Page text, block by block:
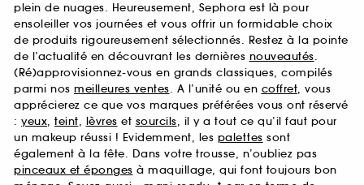
plein de nuages. Heureusement, Sephora est là pour
ensoleiller vos journées et vous offrir un formidable choix
de produits rigoureusement sélectionnés. Restez à la pointe
de l’actualité en découvrant les dernières nouveautés.
(Ré)approvisionnez-vous en grands classiques, compilés
parmi nos meilleures ventes. A l’unité ou en coffret, vous
apprécierez ce que vos marques préférées vous ont réservé
: yeux, teint, lèvres et sourcils, il y a tout ce qu’il faut pour
un makeup réussi ! Evidemment, les palettes sont
également à la fête. Dans votre trousse, n’oubliez pas
pinceaux et éponges à maquillage, qui font toujours bon